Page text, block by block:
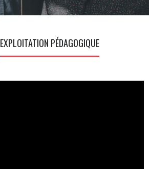
EXPLOITATION PÉDAGOGIQUE